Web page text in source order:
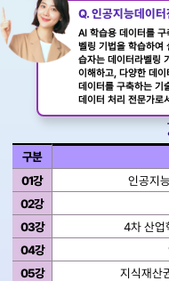
Q. 인공지능데이
AI 학습용 데이터를
벨링 기법을 학습하여
습자는 데이터라벨링
이해하고, 다양한 데
데이터를 구축하는 기
데이터 처리 전문가로
구분
01강
인공지
02강
03강
4차 산업
04강
05강
지식재산